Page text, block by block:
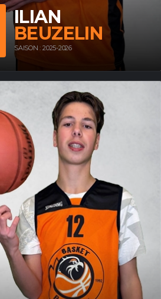
ILIAN
BEUZELIN
SAISON : 2025-2026